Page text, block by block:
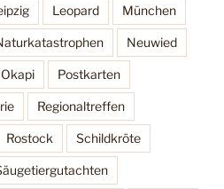
Leopard München
Neuwied
Okapi Postkarten
Regionaltreffen
Rostock Schildkröte